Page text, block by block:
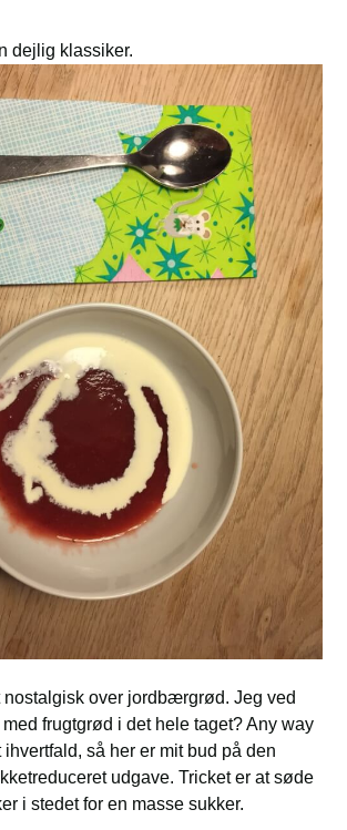
dejlig klassiker.
nostalgisk over jordbærgrød. Jeg ved
frugtgrød i det hele taget? Any way
så her er mit bud på den
udgave. Tricket er at søde
i stedet for en masse sukker.